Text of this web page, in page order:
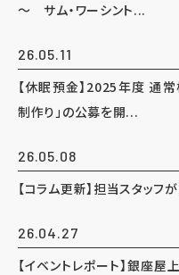
～ サム・ワーシント...
26.05.11
【休眠預金】2025年度 通
制作り」の公募を開...
26.05.08
【コラム更新】担当スタッ
26.04.27
【イベントレポート】銀座